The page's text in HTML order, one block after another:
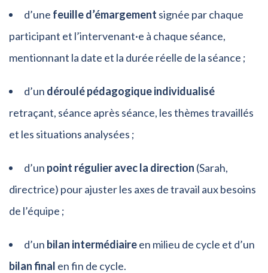
d’une feuille d’émargement signée par chaque
participant et l’intervenant·e à chaque séance,
mentionnant la date et la durée réelle de la séance ;
d’un déroulé pédagogique individualisé
retraçant, séance après séance, les thèmes travaillés
et les situations analysées ;
d’un point régulier avec la direction (Sarah,
directrice) pour ajuster les axes de travail aux besoins
de l’équipe ;
d’un bilan intermédiaireen milieu de cycle et d’un
bilan final en fin de cycle.